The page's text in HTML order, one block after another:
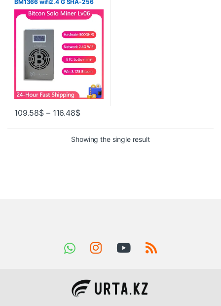
BM1366 wifi2.4 G SHA-256
solo miner Asic Chip
криптомайнер лотерейный
109.58$ – 116.48$
Showing the single result